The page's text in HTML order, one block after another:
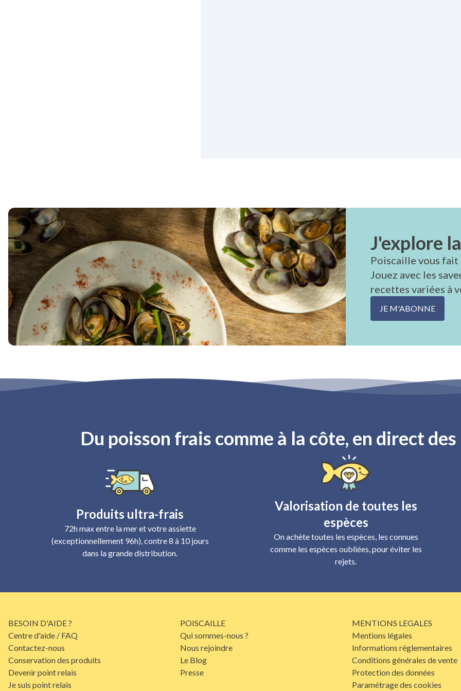
J'explore
Poiscaille vous
Jouez avec les
recettes variées à
JE M'ABONNE
Du poisson frais comme à la côte, en direct
Produits ultra-frais
72h max entre la mer et votre assiette
(exceptionnellement 96h), contre 8 à 10 jours
dans la grande distribution.
Valorisation de toutes les
espèces
On achète toutes les espèces, les connues
comme les espèces oubliées, pour éviter les
rejets.
BESOIN D'AIDE ?
Centre d'aide / FAQ
Contactez-nous
Conservation des produits
Devenir point relais
Je suis point relais
POISCAILLE
Qui sommes-nous ?
Nous rejoindre
Le Blog
Presse
MENTIONS LEGALES
Mentions légales
Informations réglementaires
Conditions générales de vente
Protection des données
Paramétrage des cookies